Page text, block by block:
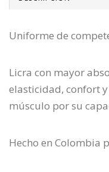
Uniforme de
Licra con mayor
elasticidad, confort
músculo por su
Hecho en Colombia